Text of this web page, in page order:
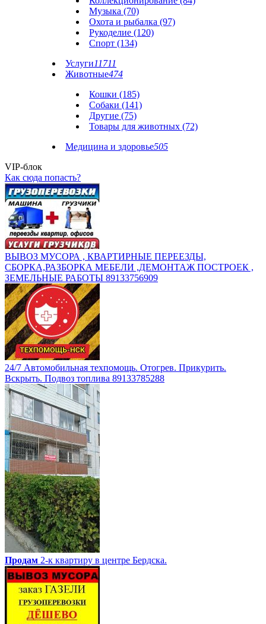
Музыка (70)
Охота и рыбалка (97)
Рукоделие (120)
Спорт (134)
Услуги11711
Животные474
Кошки (185)
Собаки (141)
Другие (75)
Товары для животных (72)
Медицина и здоровье505
VIP-блок
Как сюда попасть?
ВЫВОЗ МУСОРА , КВАРТИРНЫЕ ПЕРЕЕЗДЫ,
СБОРКА,РАЗБОРКА МЕБЕЛИ ,ДЕМОНТАЖ ПОСТРОЕК ,
ЗЕМЕЛЬНЫЕ РАБОТЫ 89133756909
24/7 Автомобильная техпомощь. Отогрев. Прикурить.
Вскрыть. Подвоз топлива 89133785288
Продам 2-к квартиру в центре Бердска.